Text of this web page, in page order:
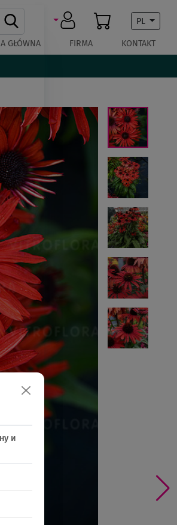
PL
GŁÓWNA FIRMA KONTAKT
и